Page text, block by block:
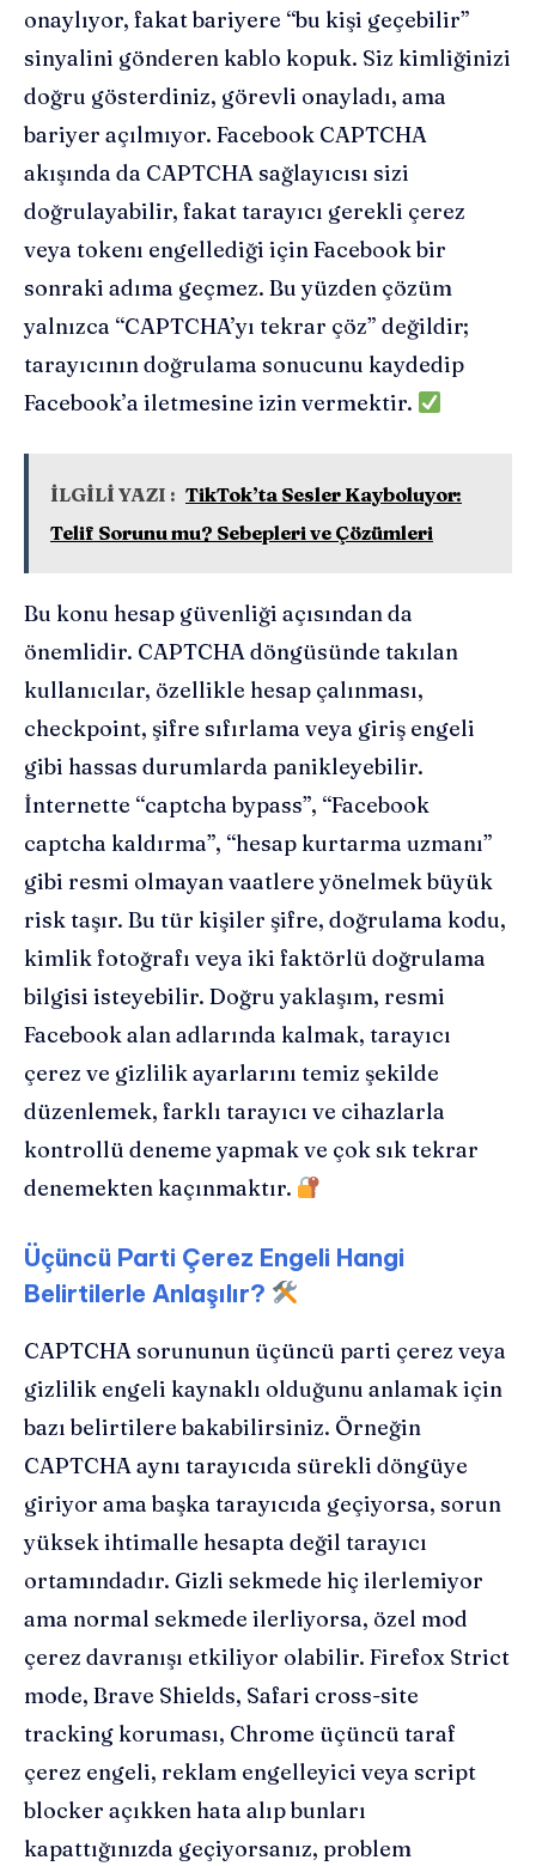
onaylıyor, fakat bariyere “bu kişi geçebilir”
sinyalini gönderen kablo kopuk. Siz kimliğinizi
doğru gösterdiniz, görevli onayladı, ama
bariyer açılmıyor. Facebook CAPTCHA
akışında da CAPTCHA sağlayıcısı sizi
doğrulayabilir, fakat tarayıcı gerekli çerez
veya tokenı engellediği için Facebook bir
sonraki adıma geçmez. Bu yüzden çözüm
yalnızca “CAPTCHA’yı tekrar çöz” değildir;
tarayıcının doğrulama sonucunu kaydedip
Facebook’a iletmesine izin vermektir.
İLGİLİ YAZI : TikTok’ta Sesler Kayboluyor:
Telif Sorunu mu? Sebepleri ve Çözümleri
Bu konu hesap güvenliği açısından da
önemlidir. CAPTCHA döngüsünde takılan
kullanıcılar, özellikle hesap çalınması,
checkpoint, şifre sıfırlama veya giriş engeli
gibi hassas durumlarda panikleyebilir.
İnternette “captcha bypass”, “Facebook
captcha kaldırma”, “hesap kurtarma uzmanı”
gibi resmi olmayan vaatlere yönelmek büyük
risk taşır. Bu tür kişiler şifre, doğrulama kodu,
kimlik fotoğrafı veya iki faktörlü doğrulama
bilgisi isteyebilir. Doğru yaklaşım, resmi
Facebook alan adlarında kalmak, tarayıcı
çerez ve gizlilik ayarlarını temiz şekilde
düzenlemek, farklı tarayıcı ve cihazlarla
kontrollü deneme yapmak ve çok sık tekrar
denemekten kaçınmaktır.
Üçüncü Parti Çerez Engeli Hangi
Belirtilerle Anlaşılır?
CAPTCHA sorununun üçüncü parti çerez veya
gizlilik engeli kaynaklı olduğunu anlamak için
bazı belirtilere bakabilirsiniz. Örneğin
CAPTCHA aynı tarayıcıda sürekli döngüye
giriyor ama başka tarayıcıda geçiyorsa, sorun
yüksek ihtimalle hesapta değil tarayıcı
ortamındadır. Gizli sekmede hiç ilerlemiyor
ama normal sekmede ilerliyorsa, özel mod
çerez davranışı etkiliyor olabilir. Firefox Strict
mode, Brave Shields, Safari cross-site
tracking koruması, Chrome üçüncü taraf
çerez engeli, reklam engelleyici veya script
blocker açıkken hata alıp bunları
kapattığınızda geçiyorsanız, problem